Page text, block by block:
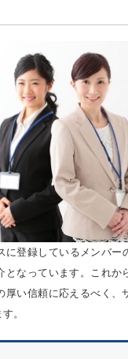
に登録しているメンバー
となっています。これか
厚い信頼に応えるべく、
。